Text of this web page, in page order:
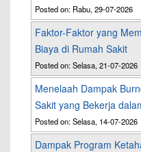
Posted on: Rabu, 29-07-2026
Faktor-Faktor yang
Biaya di Rumah Sakit
Posted on: Selasa, 21-07-2026
Menelaah Dampak
Sakit yang Bekerja
Posted on: Selasa, 14-07-2026
Dampak Program